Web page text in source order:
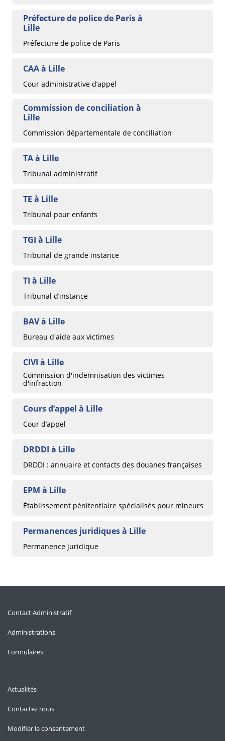
Préfecture de police de Paris à
Lille
Préfecture de police de Paris
CAA à Lille
Cour administrative d’appel
Commission de conciliation à
Lille
Commission départementale de conciliation
TA à Lille
Tribunal administratif
TE à Lille
Tribunal pour enfants
TGI à Lille
Tribunal de grande instance
TI à Lille
Tribunal d’instance
BAV à Lille
Bureau d'aide aux victimes
CIVI à Lille
Commission d'indemnisation des victimes
d'infraction
Cours d’appel à Lille
Cour d’appel
DRDDI à Lille
DRDDI : annuaire et contacts des douanes françaises
EPM à Lille
Établissement pénitentiaire spécialisés pour mineurs
Permanences juridiques à Lille
Permanence juridique
Contact Administratif
Administrations
Formulaires
Actualités
Contactez nous
Modifier le consentement